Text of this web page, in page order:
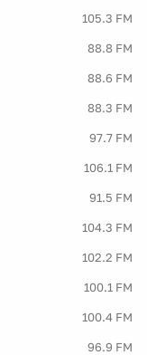
105.3 FM
88.8 FM
88.6 FM
88.3 FM
97.7 FM
106.1 FM
91.5 FM
104.3 FM
102.2 FM
100.1 FM
100.4 FM
96.9 FM